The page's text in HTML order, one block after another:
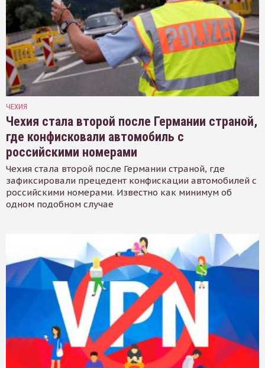
ЧЕХИЯ
Чехия стала второй после Германии страной,
где конфисковали автомобиль с
российскими номерами
Чехия стала второй после Германии страной, где
зафиксировали прецедент конфискации автомобилей с
российскими номерами. Известно как минимум об
одном подобном случае